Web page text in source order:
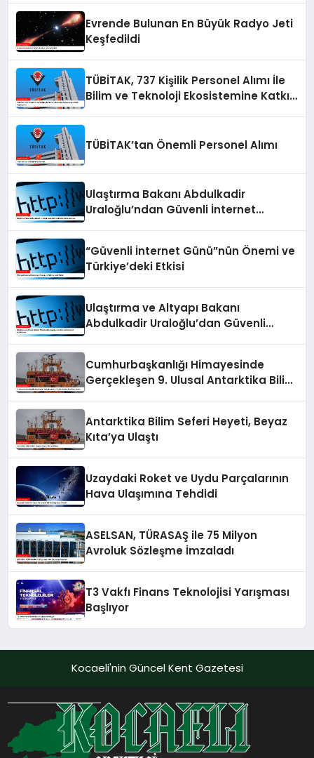
Evrende Bulunan En Büyük Radyo Jeti
Keşfedildi
TÜBİTAK, 737 Kişilik Personel Alımı İle
Bilim ve Teknoloji Ekosistemine Katkı
TÜBİTAK’tan Önemli Personel Alımı
Ulaştırma Bakanı Abdulkadir
Uraloğlu’ndan Güvenli İnternet
“Güvenli İnternet Günü”nün Önemi ve
Türkiye’deki Etkisi
Ulaştırma ve Altyapı Bakanı
Abdulkadir Uraloğlu’dan Güvenli
Cumhurbaşkanlığı Himayesinde
Gerçekleşen 9. Ulusal Antarktika Bilim
Antarktika Bilim Seferi Heyeti, Beyaz
Kıta’ya Ulaştı
Uzaydaki Roket ve Uydu Parçalarının
Hava Ulaşımına Tehdidi
ASELSAN, TÜRASAŞ ile 75 Milyon
Avroluk Sözleşme İmzaladı
T3 Vakfı Finans Teknolojisi Yarışması
Başlıyor
Kocaeli'nin Güncel Kent Gazetesi